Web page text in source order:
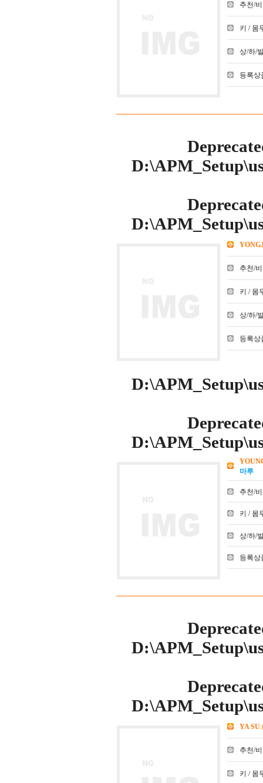
추천/
키 / 몸
상/하/
등록상
추천/
키 / 몸
상/하/
등록상
마루
추천/
키 / 몸
상/하/
등록상
YA SU
추천/
키 / 몸